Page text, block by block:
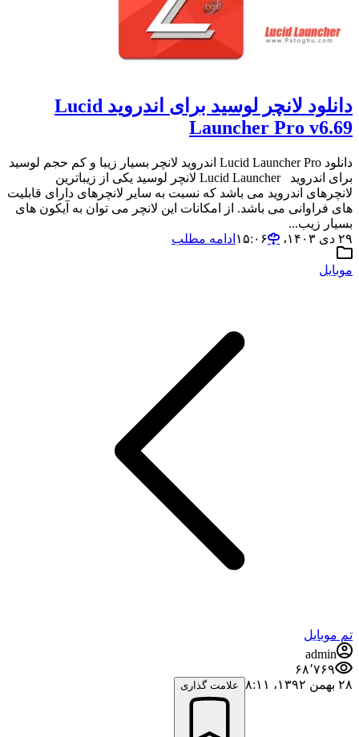
دانلود لانچر لوسید برای اندروید Lucid
Launcher Pro v6.69
دانلود Lucid Launcher Pro اندروید لانچر بسیار زیبا و کم حجم لوسید
برای اندروید Lucid Launcher لانچر لوسید یکی از زیباترین
لانچرهای اندروید می باشد که نسبت به سایر لانچرهای دارای قابلیت
های فراوانی می باشد. از امکانات این لانچر می توان به آیکون های
بسیار زیب...
۲۹ دی ۱۴۰۳،‏ ۱۵:۰۶
ادامه مطلب
موبایل
تم موبایل
admin
۶۸٬۷۶۹
۲۸ بهمن ۱۳۹۲،‏ ۸:۱۱
علامت گذاری